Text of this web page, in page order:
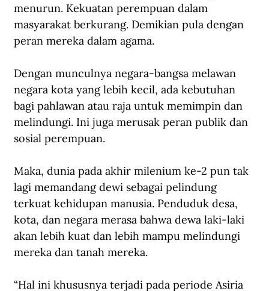
menurun. Kekuatan perempuan dalam
masyarakat berkurang. Demikian pula dengan
peran mereka dalam agama.
Dengan munculnya negara-bangsa melawan
negara kota yang lebih kecil, ada kebutuhan
bagi pahlawan atau raja untuk memimpin dan
melindungi. Ini juga merusak peran publik dan
sosial perempuan.
Maka, dunia pada akhir milenium ke-2 pun tak
lagi memandang dewi sebagai pelindung
terkuat kehidupan manusia. Penduduk desa,
kota, dan negara merasa bahwa dewa laki-laki
akan lebih kuat dan lebih mampu melindungi
mereka dan tanah mereka.
“Hal ini khususnya terjadi pada periode Asiria